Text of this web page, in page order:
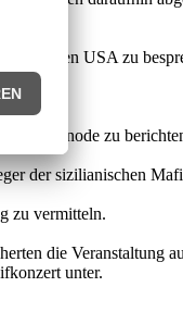
in den USA zu
zu
der sizilianischen
zu vermitteln.
die Veranstaltung
unter.